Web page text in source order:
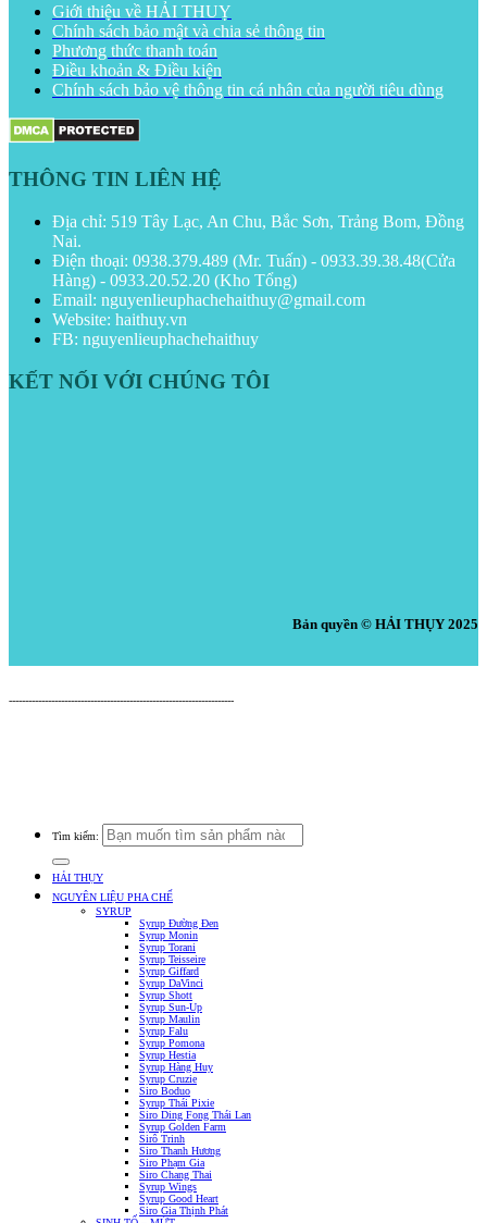
Giới thiệu về HẢI THUỴ
Chính sách bảo mật và chia sẻ thông tin
Phương thức thanh toán
Điều khoản & Điều kiện
Chính sách bảo vệ thông tin cá nhân của người tiêu dùng
THÔNG TIN LIÊN HỆ
Địa chỉ: 519 Tây Lạc, An Chu, Bắc Sơn, Trảng Bom, Đồng
Nai.
Điện thoại: 0938.379.489 (Mr. Tuấn) - 0933.39.38.48(Cửa
Hàng) - 0933.20.52.20 (Kho Tổng)
Email: nguyenlieuphachehaithuy@gmail.com
Website: haithuy.vn
FB: nguyenlieuphachehaithuy
KẾT NỐI VỚI CHÚNG TÔI
Bản quyền © HẢI THỤY 2025
---------------------------------------------------------------------
Tìm kiếm:
HẢI THỤY
NGUYÊN LIỆU PHA CHẾ
SYRUP
Syrup Đường Đen
Syrup Monin
Syrup Torani
Syrup Teisseire
Syrup Giffard
Syrup DaVinci
Syrup Shott
Syrup Sun-Up
Syrup Maulin
Syrup Falu
Syrup Pomona
Syrup Hestia
Syrup Hàng Huy
Syrup Cruzie
Siro Boduo
Syrup Thái Pixie
Siro Ding Fong Thái Lan
Syrup Golden Farm
Sirô Trinh
Siro Thanh Hương
Siro Phạm Gia
Siro Chang Thai
Syrup Wings
Syrup Good Heart
Siro Gia Thịnh Phát